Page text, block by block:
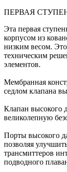
ПЕРВАЯ
Эта первая
корпусом из
низким весом.
техническим
элементов.
Мембранная
седлом клапана
Клапан высокого
великолепную
Порты высокого
позволяя
трансмиттеров
подводного